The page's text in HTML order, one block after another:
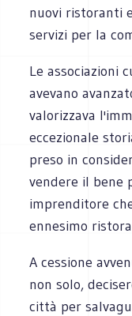
nuovi ristoranti
servizi per la
Le associazioni
avevano
valorizzava
eccezionale
preso in
vendere il bene
imprenditore
ennesimo
A cessione
non solo,
città per